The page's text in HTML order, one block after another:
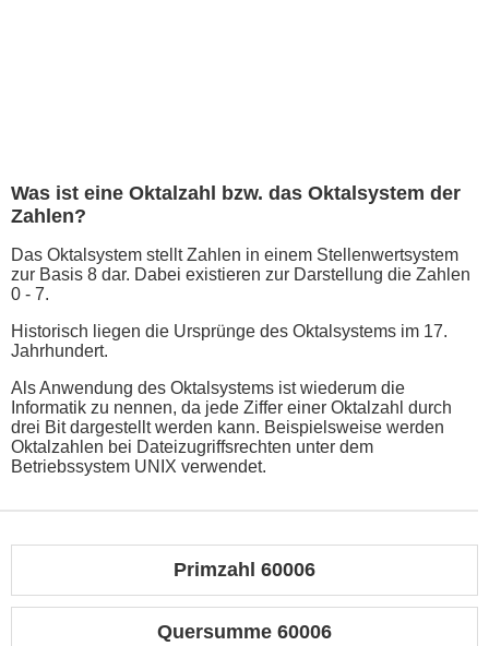
Was ist eine Oktalzahl bzw. das Oktalsystem der
Zahlen?
Das Oktalsystem stellt Zahlen in einem Stellenwertsystem
zur Basis 8 dar. Dabei existieren zur Darstellung die Zahlen
0 - 7.
Historisch liegen die Ursprünge des Oktalsystems im 17.
Jahrhundert.
Als Anwendung des Oktalsystems ist wiederum die
Informatik zu nennen, da jede Ziffer einer Oktalzahl durch
drei Bit dargestellt werden kann. Beispielsweise werden
Oktalzahlen bei Dateizugriffsrechten unter dem
Betriebssystem UNIX verwendet.
Primzahl 60006
Quersumme 60006